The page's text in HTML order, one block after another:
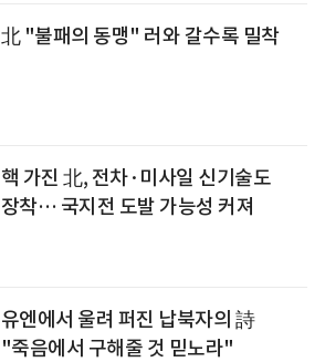
北 "불패의 동맹" 러와 갈수록 밀착
핵 가진 北, 전차·미사일 신기술도
장착… 국지전 도발 가능성 커져
유엔에서 울려 퍼진 납북자의 詩
"죽음에서 구해줄 것 믿노라"